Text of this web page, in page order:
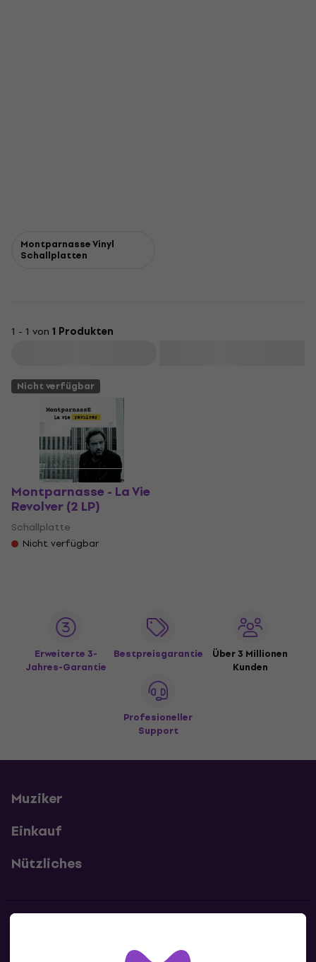
Montparnasse Vinyl
Schallplatten
1 - 1 von 1 Produkten
Nicht verfügbar
Montparnasse - La Vie
Revolver (2 LP)
Schallplatte
Nicht verfügbar
Erweiterte 3-
Jahres-Garantie
Bestpreisgarantie
Über 3 Millionen
Kunden
Profesioneller
Support
Muziker
Einkauf
Nützliches